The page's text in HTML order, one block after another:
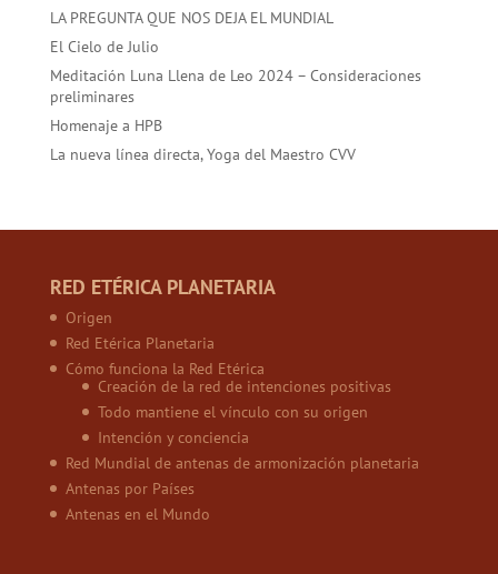
LA PREGUNTA QUE NOS DEJA EL MUNDIAL
El Cielo de Julio
Meditación Luna Llena de Leo 2024 – Consideraciones
preliminares
Homenaje a HPB
La nueva línea directa, Yoga del Maestro CVV
RED ETÉRICA PLANETARIA
Origen
Red Etérica Planetaria
Cómo funciona la Red Etérica
Creación de la red de intenciones positivas
Todo mantiene el vínculo con su origen
Intención y conciencia
Red Mundial de antenas de armonización planetaria
Antenas por Países
Antenas en el Mundo